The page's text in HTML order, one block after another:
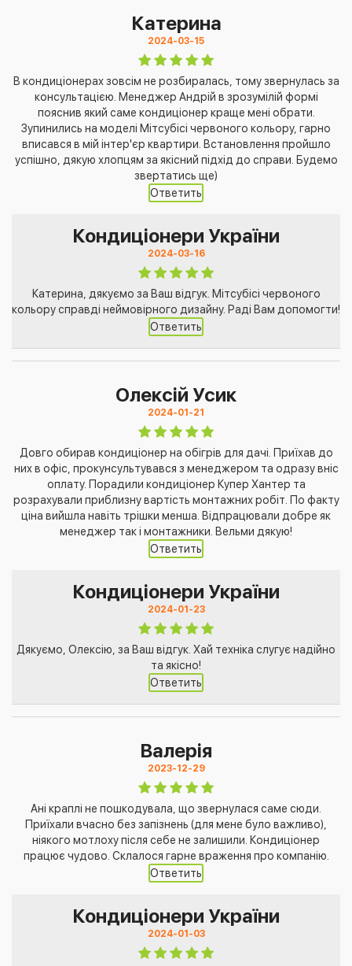
Катерина
2024-03-15
В кондиціонерах зовсім не розбиралась, тому звернулась за
консультацією. Менеджер Андрій в зрозумілій формі
пояснив який саме кондиціонер краще мені обрати.
Зупинились на моделі Мітсубісі червоного кольору, гарно
вписався в мій інтер'єр квартири. Встановлення пройшло
успішно, дякую хлопцям за якісний підхід до справи. Будемо
звертатись ще)
Ответить
Кондиціонери України
2024-03-16
Катерина, дякуємо за Ваш відгук. Мітсубісі червоного
кольору справді неймовірного дизайну. Раді Вам допомогти!
Ответить
Олексій Усик
2024-01-21
Довго обирав кондиціонер на обігрів для дачі. Приїхав до
них в офіс, прокунсультувався з менеджером та одразу вніс
оплату. Порадили кондиціонер Купер Хантер та
розрахували приблизну вартість монтажних робіт. По факту
ціна вийшла навіть трішки менша. Відпрацювали добре як
менеджер так і монтажники. Вельми дякую!
Ответить
Кондиціонери України
2024-01-23
Дякуємо, Олексію, за Ваш відгук. Хай техніка слугує надійно
та якісно!
Ответить
Валерія
2023-12-29
Ані краплі не пошкодувала, що звернулася саме сюди.
Приїхали вчасно без запізнень (для мене було важливо),
ніякого мотлоху після себе не залишили. Кондиціонер
працює чудово. Склалося гарне враження про компанію.
Ответить
Кондиціонери України
2024-01-03